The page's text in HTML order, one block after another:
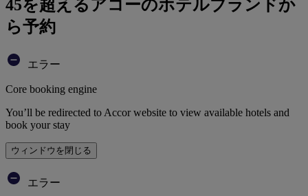
45を超えるアコーのホテルブランドか
ら予約
エラー
Core booking engine
You’ll be redirected to Accor website to view available hotels and
book your stay
ウィンドウを閉じる
エラー